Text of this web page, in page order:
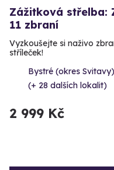
Zážitková střelba:
11 zbraní
Vyzkoušejte si naživo
stříleček!
Bystré (okres Svitavy)
(+ 28 dalších lokalit)
2 999 Kč